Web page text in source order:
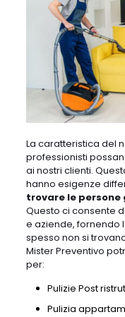
La caratteristica del
professionisti
ai nostri clienti.
hanno esigenze
trovare le
Questo ci consente
e aziende, fornendo
spesso non si
Mister Preventivo
per:
Pulizie Post
Pulizia